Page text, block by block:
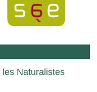
Naturalistes